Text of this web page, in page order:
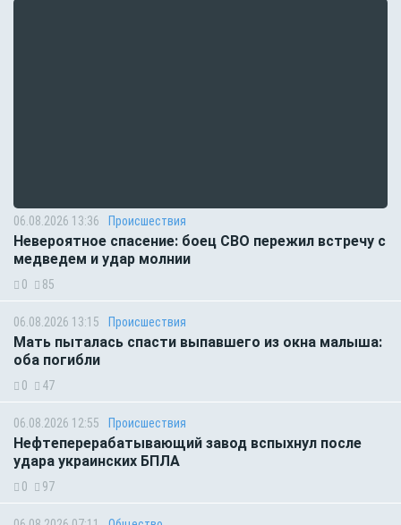
06.08.2026 13:36 Происшествия
Невероятное спасение: боец СВО пережил встречу с
медведем и удар молнии
0 85
06.08.2026 13:15 Происшествия
Мать пыталась спасти выпавшего из окна малыша:
оба погибли
0 47
06.08.2026 12:55 Происшествия
Нефтеперерабатывающий завод вспыхнул после
удара украинских БПЛА
0 97